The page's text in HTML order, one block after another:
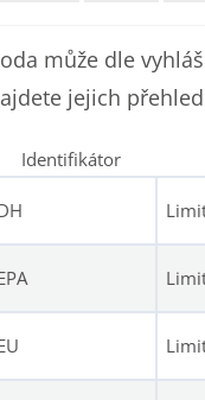
může dle
jejich
Identifikátor